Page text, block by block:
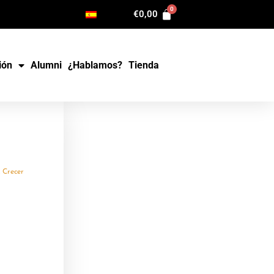
€0,00
Alumni ¿Hablamos? Tienda